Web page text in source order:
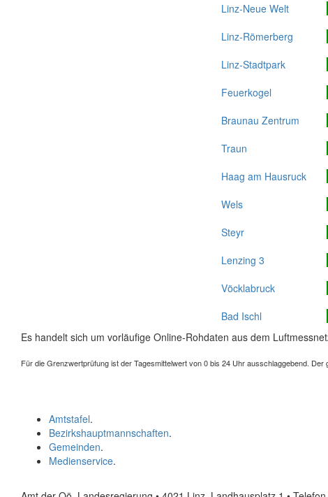
Linz-Neue Welt
Linz-Römerberg
Linz-Stadtpark
Feuerkogel
Braunau Zentrum
Traun
Haag am Hausruck
Wels
Steyr
Lenzing 3
Vöcklabruck
Bad Ischl
Es handelt sich um vorläufige Online-Rohdaten aus dem
Für die Grenzwertprüfung ist der Tagesmittelwert von 0 bis 24 Uhr ausschlaggebend.
Amtstafel.
Bezirkshauptmannschaften.
Gemeinden.
Medienservice.